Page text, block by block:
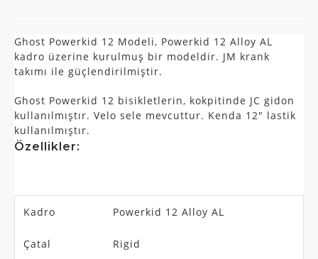
Ghost Powerkid 12 Modeli, Powerkid 12 Alloy AL
kadro üzerine kurulmuş bir modeldir. JM krank
takımı ile güçlendirilmiştir.
Ghost Powerkid 12 bisikletlerin, kokpitinde JC gidon
kullanılmıştır. Velo sele mevcuttur. Kenda 12″ lastik
kullanılmıştır.
Özellikler:
Kadro Powerkid 12 Alloy AL
Çatal Rigid